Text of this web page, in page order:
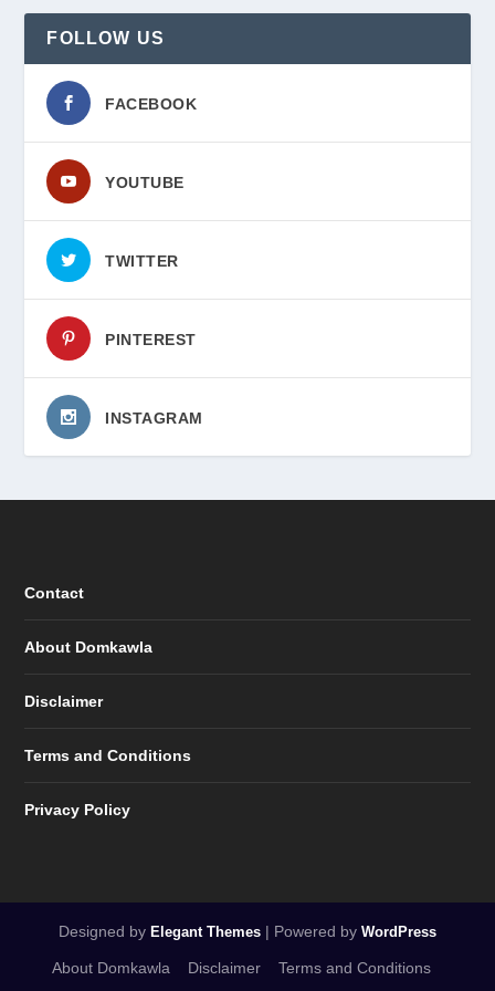
FOLLOW US
FACEBOOK
YOUTUBE
TWITTER
PINTEREST
INSTAGRAM
Contact
About Domkawla
Disclaimer
Terms and Conditions
Privacy Policy
Designed by Elegant Themes | Powered by WordPress
About Domkawla Disclaimer Terms and Conditions